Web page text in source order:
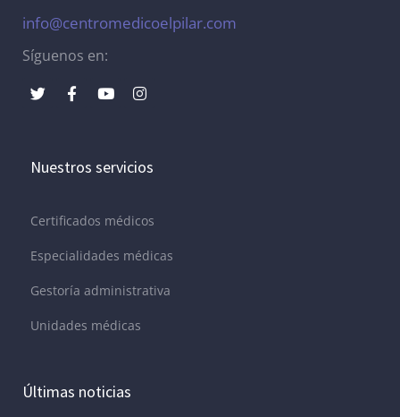
info@centromedicoelpilar.com
Síguenos en:
Nuestros servicios
Certificados médicos
Especialidades médicas
Gestoría administrativa
Unidades médicas
Últimas noticias